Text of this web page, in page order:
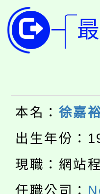
學籍身
版
公告本
桃園
生本土
公告本
代理(
公告本
代理(
轉知中
《
本名： 徐嘉
出生年份：
現職：網站
任職公司：